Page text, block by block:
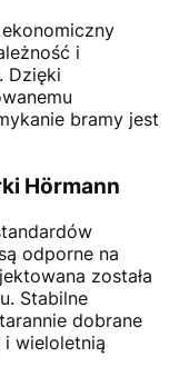
i
Dzięki
bramy jest
Hörmann
odporne na
została
Stabilne
dobrane
i wieloletnią